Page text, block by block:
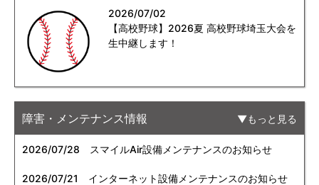
2026/07/02
【高校野球】2026夏 高校野球埼玉大会を
生中継します！
障害・メンテナンス情報 もっと見る
2026/07/28 スマイルAir設備メンテナンスのお知らせ
2026/07/21
インターネット設備メンテナンスのお知らせ